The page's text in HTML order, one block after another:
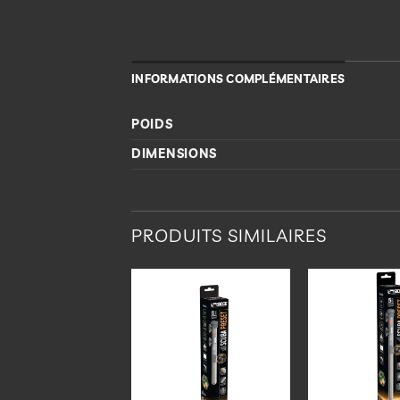
INFORMATIONS COMPLÉMENTAIRES
POIDS
DIMENSIONS
PRODUITS SIMILAIRES